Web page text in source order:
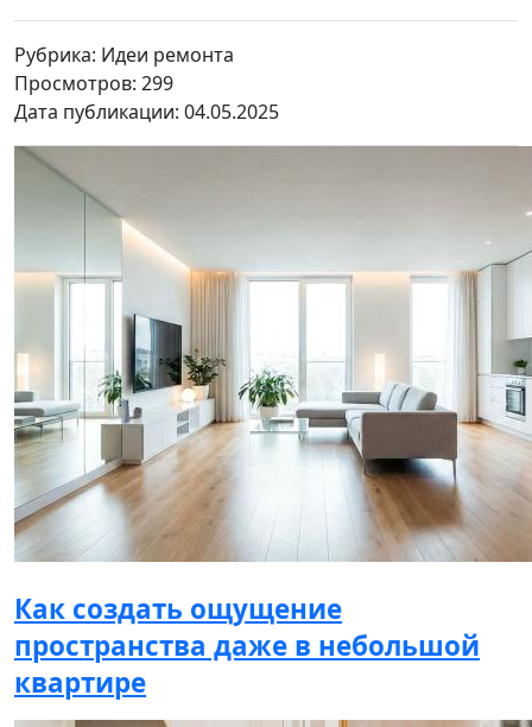
Рубрика: Идеи ремонта
Просмотров: 299
Дата публикации: 04.05.2025
Как создать ощущение
пространства даже в небольшой
квартире